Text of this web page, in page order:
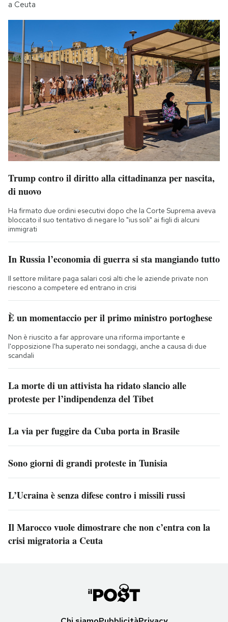
a Ceuta
Trump contro il diritto alla cittadinanza per nascita,
di nuovo
Ha firmato due ordini esecutivi dopo che la Corte Suprema aveva
bloccato il suo tentativo di negare lo "ius soli" ai figli di alcuni
immigrati
In Russia l’economia di guerra si sta mangiando tutto
Il settore militare paga salari così alti che le aziende private non
riescono a competere ed entrano in crisi
È un momentaccio per il primo ministro portoghese
Non è riuscito a far approvare una riforma importante e
l'opposizione l'ha superato nei sondaggi, anche a causa di due
scandali
La morte di un attivista ha ridato slancio alle
proteste per l’indipendenza del Tibet
La via per fuggire da Cuba porta in Brasile
Sono giorni di grandi proteste in Tunisia
L’Ucraina è senza difese contro i missili russi
Il Marocco vuole dimostrare che non c’entra con la
crisi migratoria a Ceuta